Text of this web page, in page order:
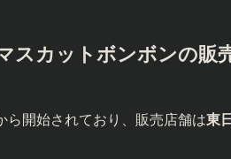
スカットボンボンの販
ら開始されており、販売店舗は東